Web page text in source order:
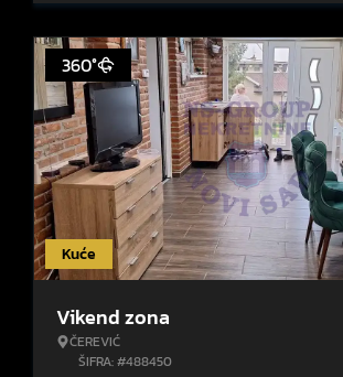
Kuće
360°
Vikend zona
ČEREVIĆ
ŠIFRA: #488450